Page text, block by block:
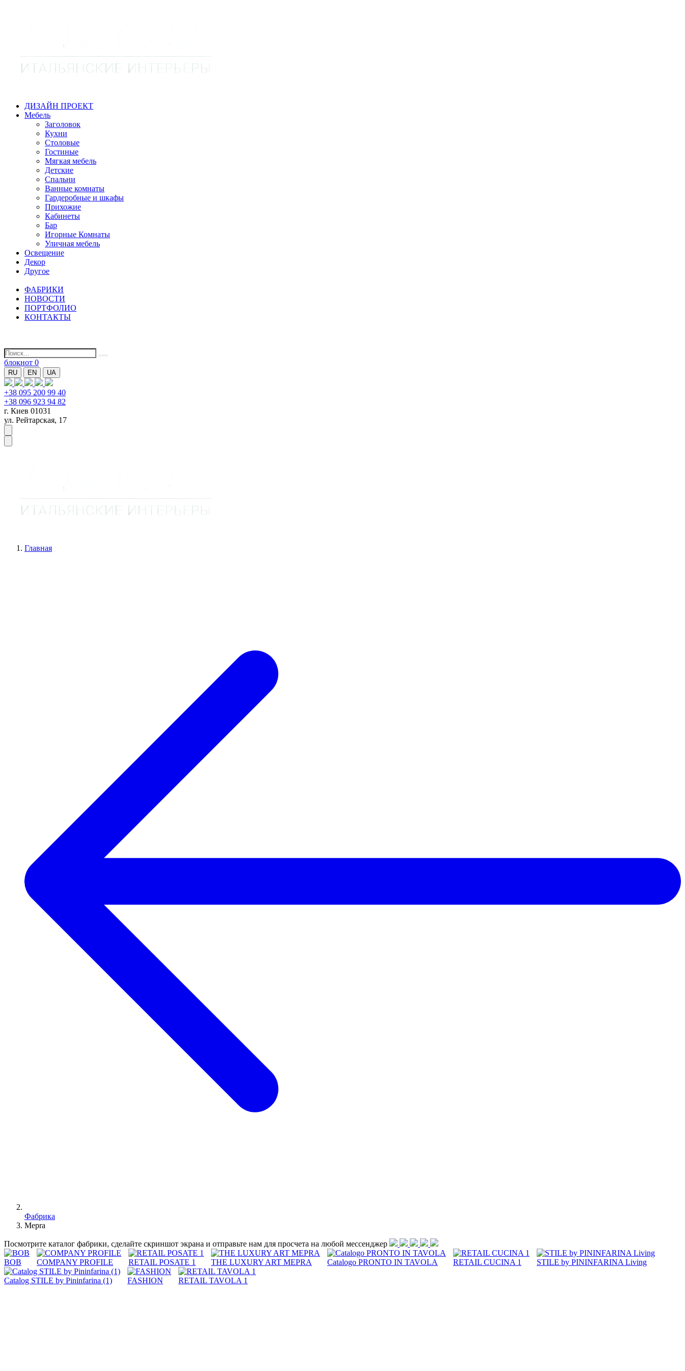
ДИЗАЙН ПРОЕКТ
Мебель
Заголовок
Кухни
Столовые
Гостиные
Мягкая мебель
Детские
Спальни
Ванные комнаты
Гардеробные и шкафы
Прихожие
Кабинеты
Бар
Игорные Комнаты
Уличная мебель
Освещение
Декор
Другое
ФАБРИКИ
НОВОСТИ
ПОРТФОЛИО
КОНТАКТЫ
блокнот 0
RU EN UA
+38 095 200 99 40
+38 096 923 94 82
г. Киев 01031
ул. Рейтарская, 17
Главная
Фабрика
Mepra
Посмотрите каталог фабрики, сделайте скриншот экрана и отправьте нам для просчета на любой меcсенджер
BOB COMPANY PROFILE RETAIL POSATE 1 THE LUXURY ART MEPRA Catalogo PRONTO IN TAVOLA RETAIL CUCINA 1 STILE by PININFARINA Living
Catalog STILE by Pininfarina (1) FASHION RETAIL TAVOLA 1